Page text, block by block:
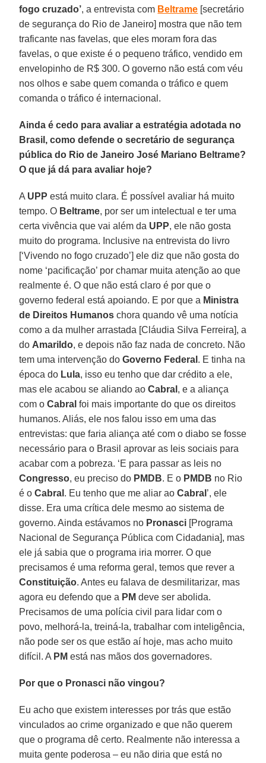
fogo cruzado’, a entrevista com Beltrame [secretário
de segurança do Rio de Janeiro] mostra que não tem
traficante nas favelas, que eles moram fora das
favelas, o que existe é o pequeno tráfico, vendido em
envelopinho de R$ 300. O governo não está com véu
nos olhos e sabe quem comanda o tráfico e quem
comanda o tráfico é internacional.
Ainda é cedo para avaliar a estratégia adotada no
Brasil, como defende o secretário de segurança
pública do Rio de Janeiro José Mariano Beltrame?
O que já dá para avaliar hoje?
A UPP está muito clara. É possível avaliar há muito
tempo. O Beltrame, por ser um intelectual e ter uma
certa vivência que vai além da UPP, ele não gosta
muito do programa. Inclusive na entrevista do livro
[‘Vivendo no fogo cruzado’] ele diz que não gosta do
nome ‘pacificação’ por chamar muita atenção ao que
realmente é. O que não está claro é por que o
governo federal está apoiando. E por que a Ministra
de Direitos Humanos chora quando vê uma notícia
como a da mulher arrastada [Cláudia Silva Ferreira], a
do Amarildo, e depois não faz nada de concreto. Não
tem uma intervenção doGoverno Federal . E tinha na
época do Lula, isso eu tenho que dar crédito a ele,
mas ele acabou se aliando aoCabral , e a aliança
com oCabral foi mais importante do que os direitos
humanos. Aliás, ele nos falou isso em uma das
entrevistas: que faria aliança até com o diabo se fosse
necessário para o Brasil aprovar as leis sociais para
acabar com a pobreza. ‘E para passar as leis no
Congresso, eu preciso do PMDB. E o PMDB no Rio
é oCabral . Eu tenho que me aliar aoCabral ’, ele
disse. Era uma crítica dele mesmo ao sistema de
governo. Ainda estávamos no Pronasci [Programa
Nacional de Segurança Pública com Cidadania], mas
ele já sabia que o programa iria morrer. O que
precisamos é uma reforma geral, temos que rever a
Constituição. Antes eu falava de desmilitarizar, mas
agora eu defendo que a PM deve ser abolida.
Precisamos de uma polícia civil para lidar com o
povo, melhorá-la, treiná-la, trabalhar com inteligência,
não pode ser os que estão aí hoje, mas acho muito
difícil. A PM está nas mãos dos governadores.
Por que o Pronasci não vingou?
Eu acho que existem interesses por trás que estão
vinculados ao crime organizado e que não querem
que o programa dê certo. Realmente não interessa a
muita gente poderosa – eu não diria que está no